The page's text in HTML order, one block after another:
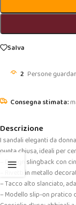
Salva
2 Persone
Descrizione
I sandali eleganti da
punta chiusa, ideali per
– Design slingback con
– Rivetti in metallo
– Tacco alto slanciato,
– Modello slip-on pratico